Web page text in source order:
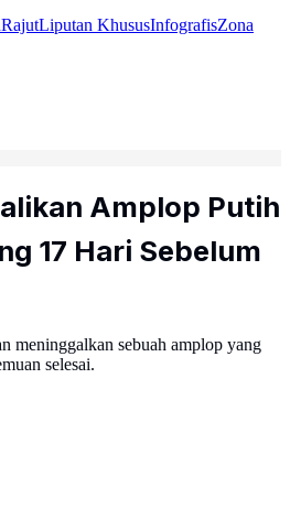
RajutLiputan KhususInfografisZona
Amplop Putih
17 Hari Sebelum
meninggalkan sebuah amplop yang
selesai.